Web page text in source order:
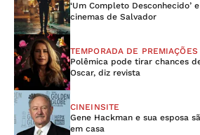
‘Um Completo Desconhecido’
cinemas de Salvador
TEMPORADA DE PREMIAÇÕES
Polêmica pode tirar chances
Oscar, diz revista
CINEINSITE
Gene Hackman e sua esposa
em casa